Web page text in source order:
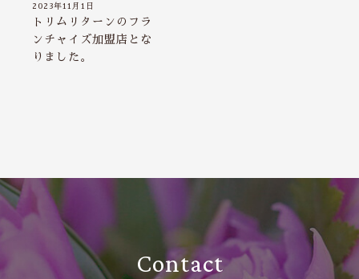
トリムリターンのフラ
ンチャイズ加盟店とな
りました。
2023年11月1日
Contact